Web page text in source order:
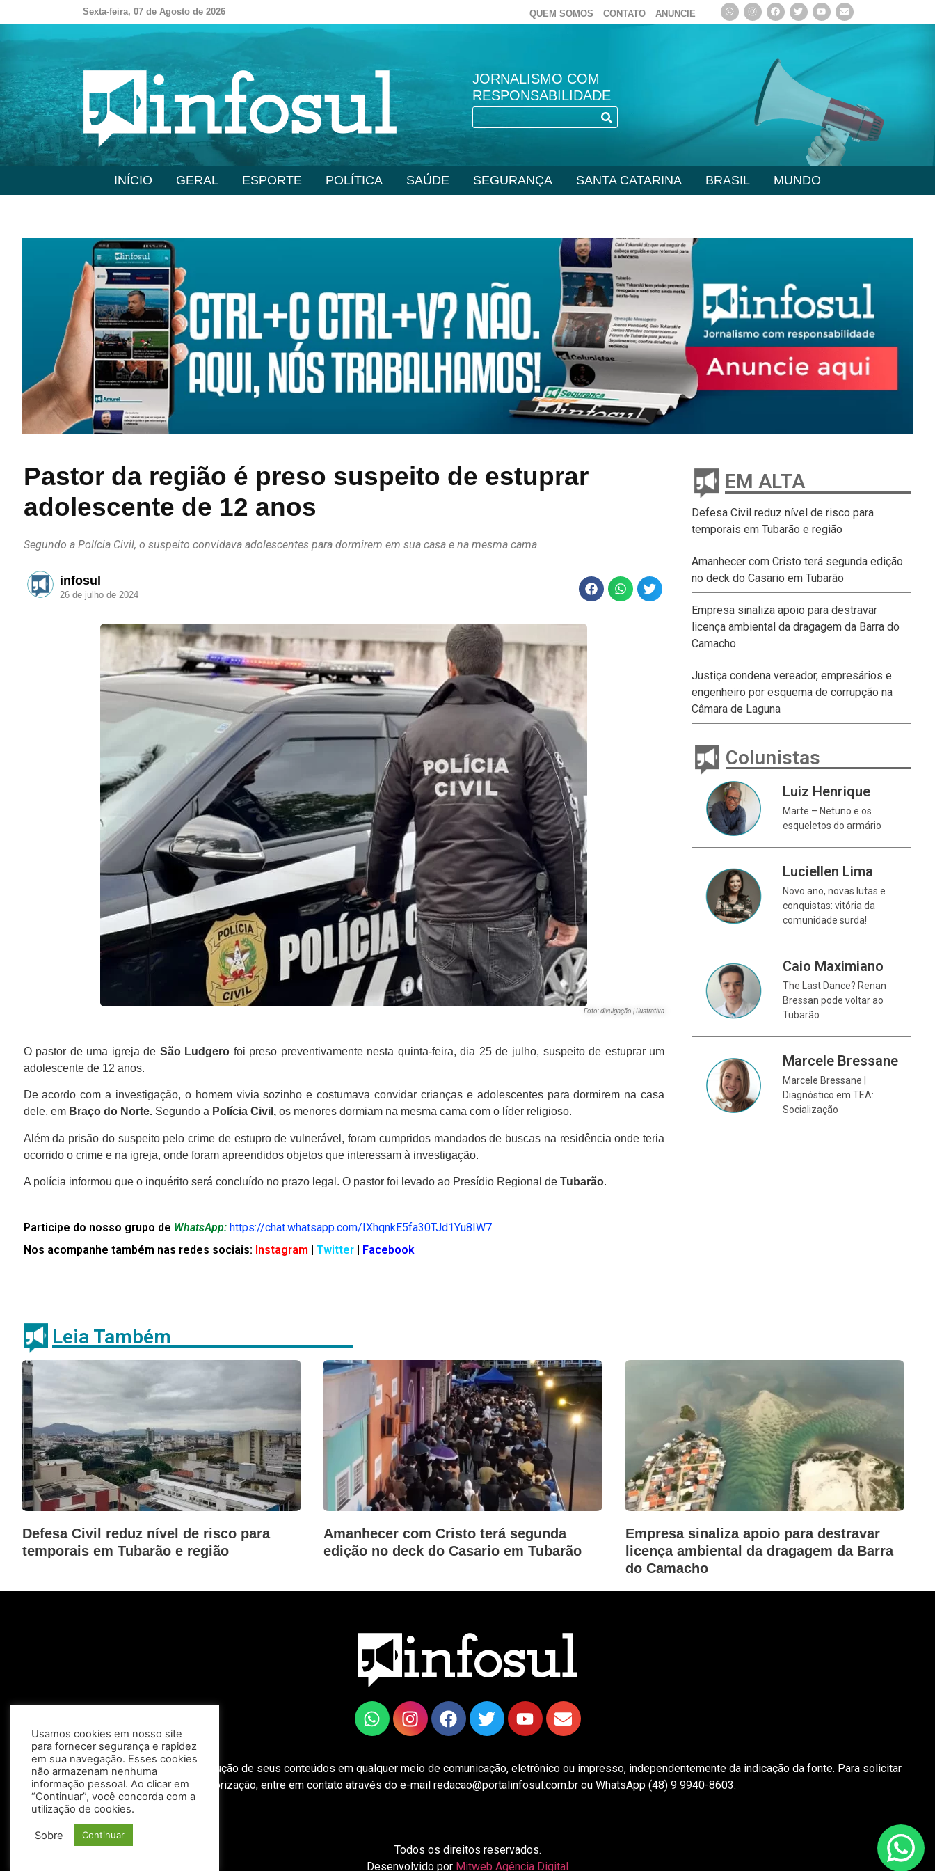
Sexta-feira, 07 de Agosto de 2026 QUEM SOMOS CONTATO ANUNCIE
JORNALISMO COM
RESPONSABILIDADE
INÍCIO GERAL ESPORTE POLÍTICA SAÚDE SEGURANÇA SANTA CATARINA BRASIL MUNDO
Pastor da região é preso suspeito de estuprar
adolescente de 12 anos
Segundo a Polícia Civil, o suspeito convidava adolescentes para dormirem em sua casa e na mesma cama.
infosul
26 de julho de 2024
Foto: divulgação | Ilustrativa
O pastor de uma igreja de São Ludgero foi preso preventivamente nesta quinta-feira, dia 25 de julho, suspeito de estuprar um
adolescente de 12 anos.
De acordo com a investigação, o homem vivia sozinho e costumava convidar crianças e adolescentes para dormirem na casa
dele, em Braço do Norte.Segundo a Polícia Civil,os menores dormiam na mesma cama com o líder religioso.
Além da prisão do suspeito pelo crime de estupro de vulnerável, foram cumpridos mandados de buscas na residência onde teria
ocorrido o crime e na igreja, onde foram apreendidos objetos que interessam à investigação.
A polícia informou que o inquérito será concluído no prazo legal. O pastor foi levado ao Presídio Regional de Tubarão.
Participe do nosso grupo de WhatsApp: https://chat.whatsapp.com/IXhqnkE5fa30TJd1Yu8IW7
Nos acompanhe também nas redes sociais: Instagram | Twitter | Facebook
EM ALTA
Defesa Civil reduz nível de risco para
temporais em Tubarão e região
Amanhecer com Cristo terá segunda edição
no deck do Casario em Tubarão
Empresa sinaliza apoio para destravar
licença ambiental da dragagem da Barra do
Camacho
Justiça condena vereador, empresários e
engenheiro por esquema de corrupção na
Câmara de Laguna
Colunistas
Luiz Henrique
Marte – Netuno e os
esqueletos do armário
Luciellen Lima
Novo ano, novas lutas e
conquistas: vitória da
comunidade surda!
Caio Maximiano
The Last Dance? Renan
Bressan pode voltar ao
Tubarão
Marcele Bressane
Marcele Bressane |
Diagnóstico em TEA:
Socialização
Leia Também
Defesa Civil reduz nível de risco para
temporais em Tubarão e região
Amanhecer com Cristo terá segunda
edição no deck do Casario em Tubarão
Empresa sinaliza apoio para destravar
licença ambiental da dragagem da Barra
do Camacho
O Portal Infosul não autoriza a reprodução de seus conteúdos em qualquer meio de comunicação, eletrônico ou impresso, independentemente da indicação da fonte. Para solicitar
autorização, entre em contato através do e-mail redacao@portalinfosul.com.br ou WhatsApp (48) 9 9940-8603.
Todos os direitos reservados.
Desenvolvido por Mitweb Agência Digital
Usamos cookies em nosso site
para fornecer segurança e rapidez
em sua navegação. Esses cookies
não armazenam nenhuma
informação pessoal. Ao clicar em
“Continuar”, você concorda com a
utilização de cookies.
Sobre Continuar